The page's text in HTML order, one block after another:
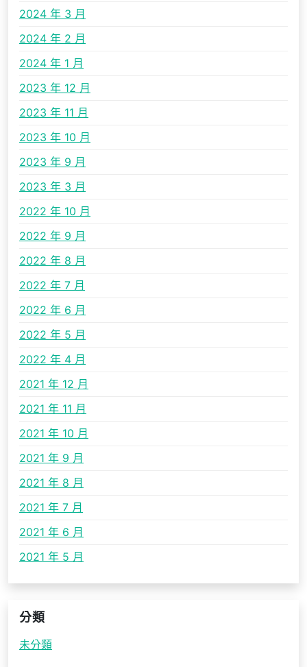
2024 年 3 月
2024 年 2 月
2024 年 1 月
2023 年 12 月
2023 年 11 月
2023 年 10 月
2023 年 9 月
2023 年 3 月
2022 年 10 月
2022 年 9 月
2022 年 8 月
2022 年 7 月
2022 年 6 月
2022 年 5 月
2022 年 4 月
2021 年 12 月
2021 年 11 月
2021 年 10 月
2021 年 9 月
2021 年 8 月
2021 年 7 月
2021 年 6 月
2021 年 5 月
分類
未分類